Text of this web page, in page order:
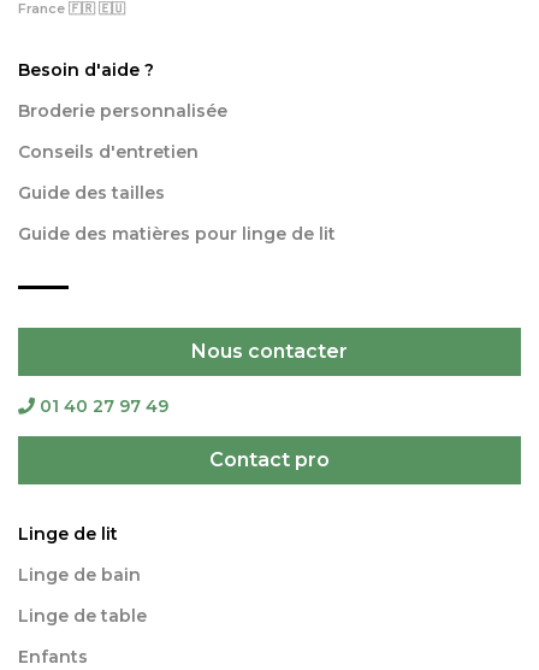
France 🇫🇷 🇪🇺
Besoin d'aide ?
Broderie personnalisée
Conseils d'entretien
Guide des tailles
Guide des matières pour linge de lit
Nous contacter
01 40 27 97 49
Contact pro
Linge de lit
Linge de bain
Linge de table
Enfants